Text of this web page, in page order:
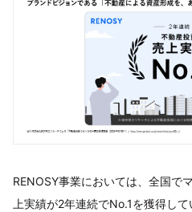
RENOSY事業においては、全国で
上実績が2年連続でNo.1を獲得して